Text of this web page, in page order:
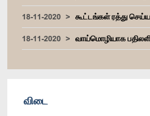
18-11-2020
கூட்டங்கள் ரத்து
18-11-2020
வாய்மொழியாக
விடை